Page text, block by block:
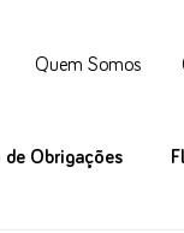
Quem Somos
de Obrigações